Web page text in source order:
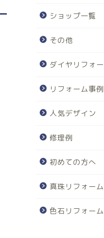
ショップ一覧
その他
ダイヤリフォ
リフォーム事例
人気デザイン
修理例
初めての方へ
真珠リフォー
色石リフォー